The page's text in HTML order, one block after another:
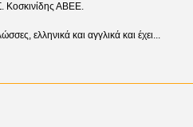
Κοσκινίδης ΑΒΕΕ.
ελληνικά και αγγλικά και έχει...